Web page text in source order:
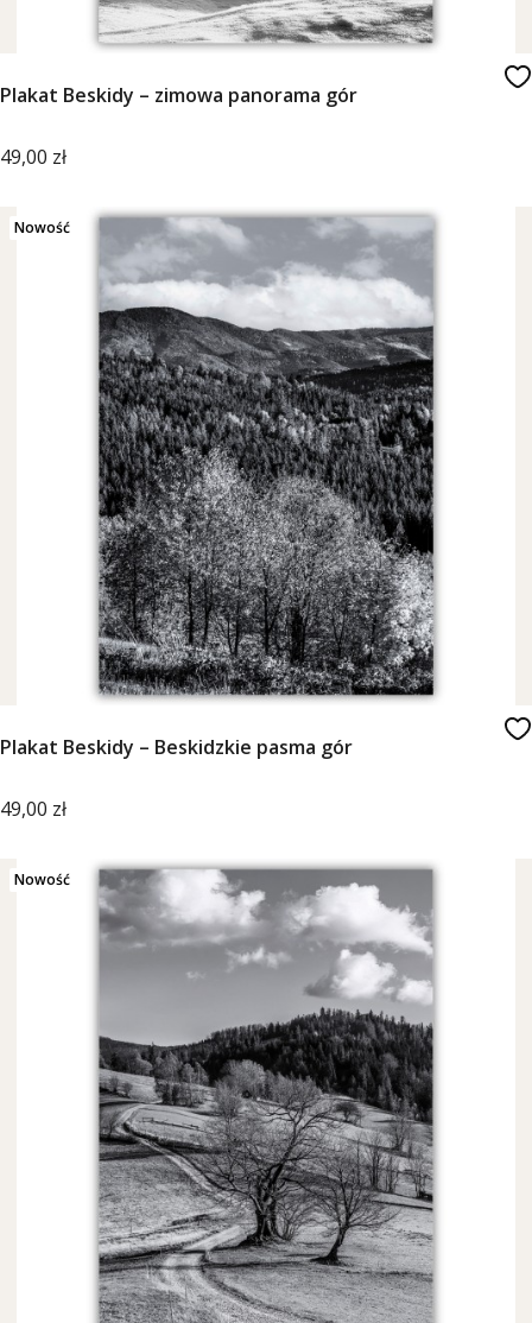
Plakat Beskidy – zimowa panorama gór
Cena
49,00 zł
Nowość
Plakat Beskidy – Beskidzkie pasma gór
Cena
49,00 zł
Nowość